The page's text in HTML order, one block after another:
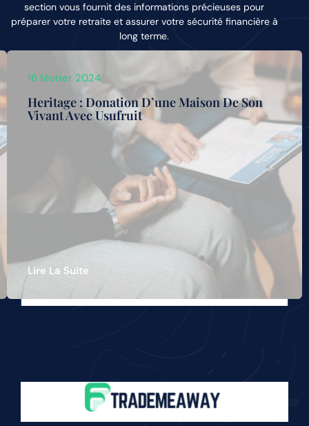
section vous fournit des informations précieuses pour
préparer votre retraite et assurer votre sécurité financière à
long terme.
16 février 2024
Heritage : Donation D’une Maison De Son
Vivant Avec Usufruit
Lire La Suite